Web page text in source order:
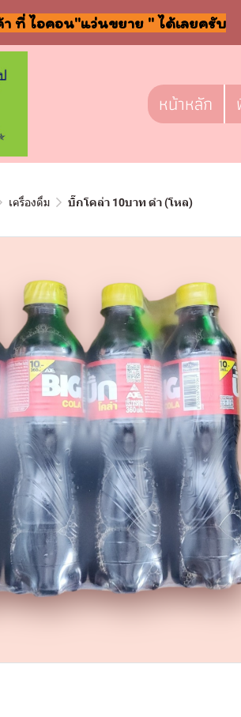
ที่ ไอคอน"แว่นขยาย " ได้เลยครับ
หน้าหลัก
เครื่องดื่ม บิ๊กโคล่า 10บาท ดำ (โหล)